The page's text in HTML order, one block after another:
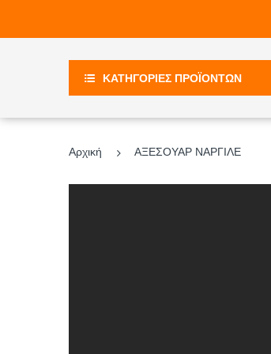
ΚΑΤΗΓΟΡΙΕΣ ΠΡΟΪΟΝΤΩΝ
Αρχική ΑΞΕΣΟΥΑΡ ΝΑΡΓΙΛΕ